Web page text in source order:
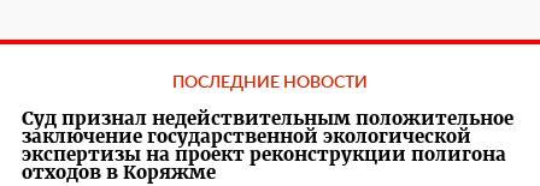
ПОСЛЕДНИЕ НОВОСТИ
Суд признал недействительным положительное
заключение государственной экологической
экспертизы на проект реконструкции полигона
отходов в Коряжме